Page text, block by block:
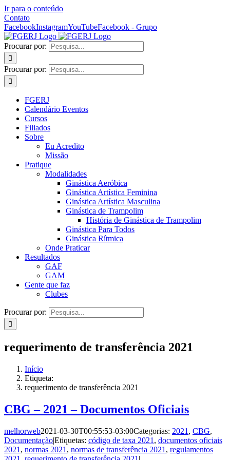
Ir para o conteúdo
Contato
FacebookInstagramYouTubeFacebook - Grupo
Procurar por:
Procurar por:
FGERJ
Calendário Eventos
Cursos
Filiados
Sobre
Eu Acredito
Missão
Pratique
Modalidades
Ginástica Aeróbica
Ginástica Artística Feminina
Ginástica Artística Masculina
Ginástica de Trampolim
História de Ginástica de Trampolim
Ginástica Para Todos
Ginástica Rítmica
Onde Praticar
Resultados
GAF
GAM
Gente que faz
Clubes
Procurar por:
requerimento de transferência 2021
Início
Etiqueta:
requerimento de transferência 2021
CBG – 2021 – Documentos Oficiais
melhorweb2021-03-30T00:55:53-03:00Categorias: 2021 , CBG,
Documentação|Etiquetas: código de taxa 2021 , documentos oficiais
2021 , normas 2021 , normas de transferência 2021 , regulamentos